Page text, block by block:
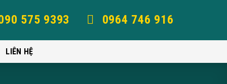
575 9393 0964 746 916
LIÊN HỆ